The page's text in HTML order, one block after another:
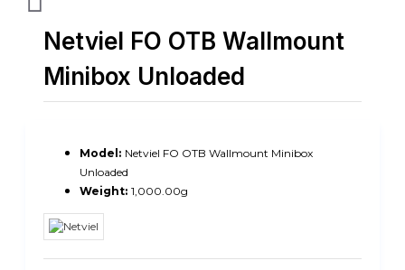
Netviel FO OTB Wallmount
Minibox Unloaded
Model: Netviel FO OTB Wallmount Minibox
Unloaded
Weight: 1,000.00g